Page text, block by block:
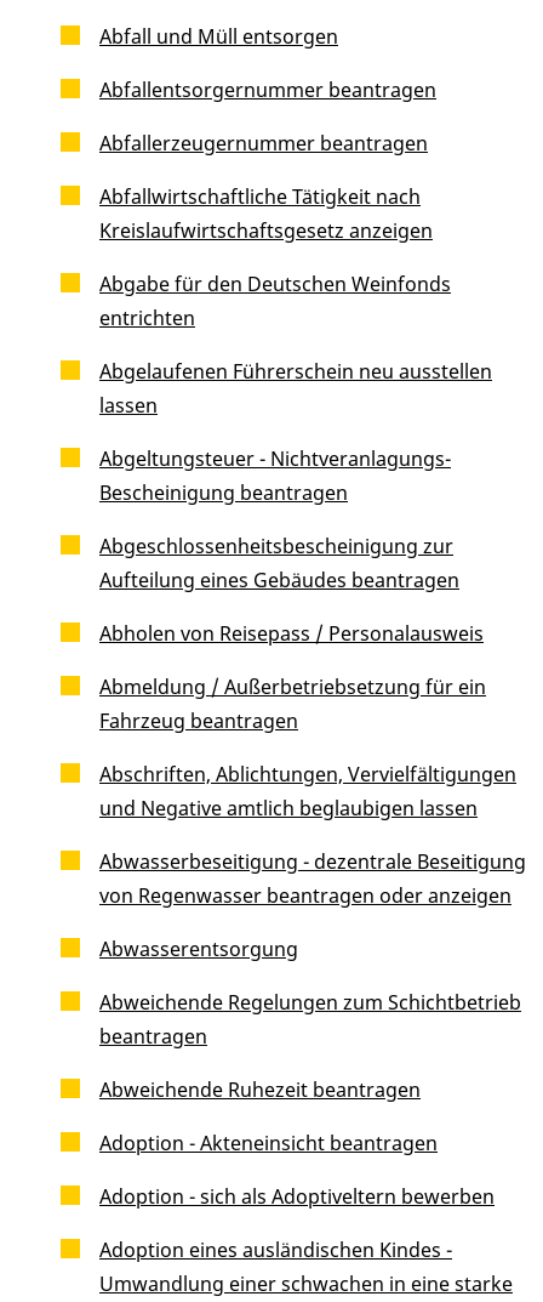
Abfall und Müll entsorgen
Abfallentsorgernummer beantragen
Abfallerzeugernummer beantragen
Abfallwirtschaftliche Tätigkeit nach
Kreislaufwirtschaftsgesetz anzeigen
Abgabe für den Deutschen Weinfonds
entrichten
Abgelaufenen Führerschein neu ausstellen
lassen
Abgeltungsteuer - Nichtveranlagungs-
Bescheinigung beantragen
Abgeschlossenheitsbescheinigung zur
Aufteilung eines Gebäudes beantragen
Abholen von Reisepass / Personalausweis
Abmeldung / Außerbetriebsetzung für ein
Fahrzeug beantragen
Abschriften, Ablichtungen, Vervielfältigungen
und Negative amtlich beglaubigen lassen
Abwasserbeseitigung - dezentrale Beseitigung
von Regenwasser beantragen oder anzeigen
Abwasserentsorgung
Abweichende Regelungen zum Schichtbetrieb
beantragen
Abweichende Ruhezeit beantragen
Adoption - Akteneinsicht beantragen
Adoption - sich als Adoptiveltern bewerben
Adoption eines ausländischen Kindes -
Umwandlung einer schwachen in eine starke